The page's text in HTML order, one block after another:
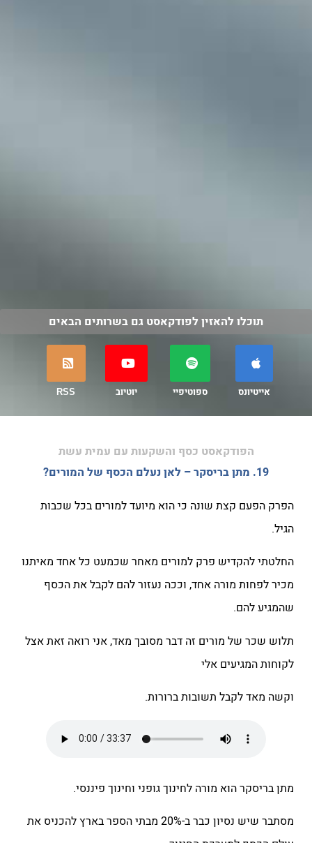
תוכלו להאזין לפודקאסט גם בשרותים הבאים
אייטיונס ספוטיפיי יוטיוב RSS
הפודקאסט כסף והשקעות עם עמית עשת
19. מתן בריסקר – לאן נעלם הכסף של המורים?
הפרק הפעם קצת שונה כי הוא מיועד למורים בכל שכבות
הגיל.
החלטתי להקדיש פרק למורים מאחר שכמעט כל אחד מאיתנו
מכיר לפחות מורה אחד, וככה נעזור להם לקבל את הכסף
שהמגיע להם.
תלוש שכר של מורים זה דבר מסובך מאד, אני רואה זאת אצל
לקוחות המגיעים אלי
וקשה מאד לקבל תשובות ברורות.
מתן בריסקר הוא מורה לחינוך גופני וחינוך פיננסי.
מסתבר שיש נסיון כבר ב-20% מבתי הספר בארץ להכניס את